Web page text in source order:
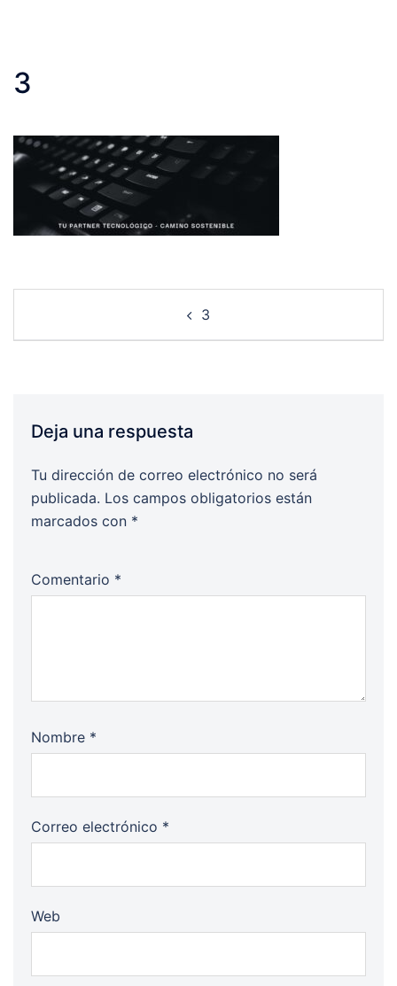
3
3
Deja una respuesta
Tu dirección de correo electrónico no será
publicada. Los campos obligatorios están
marcados con *
Comentario *
Nombre *
Correo electrónico *
Web